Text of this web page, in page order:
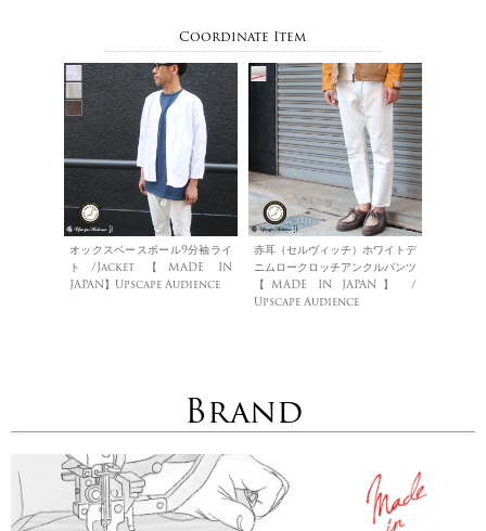
Coordinate Item
オックスベースボール9分袖ライ
ト/Jacket【MADE IN
JAPAN】Upscape Audience
赤耳（セルヴィッチ）ホワイトデ
ニムロークロッチアンクルパンツ
【MADE IN JAPAN】 /
Upscape Audience
Brand